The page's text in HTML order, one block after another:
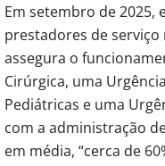
Em setembro de 2025,
prestadores de serviço
assegura o
Cirúrgica, uma
Pediátricas e uma
com a administração
em média, “cerca de